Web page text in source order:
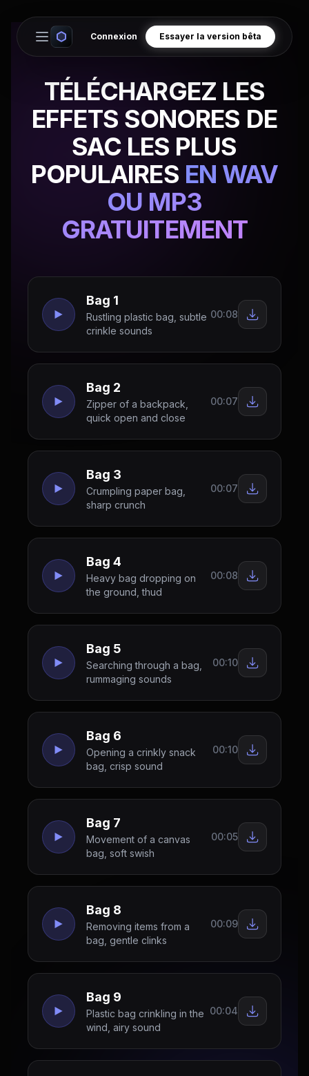
Open main menu
Connexion Essayer la version bêta
TÉLÉCHARGEZ LES
EFFETS SONORES DE
SAC LES PLUS
POPULAIRES EN WAV
OU MP3
GRATUITEMENT
Bag 1
Rustling plastic bag, subtle
crinkle sounds
00:08
Bag 2
Zipper of a backpack,
quick open and close
00:07
Bag 3
Crumpling paper bag,
sharp crunch
00:07
Bag 4
Heavy bag dropping on
the ground, thud
00:08
Bag 5
Searching through a bag,
rummaging sounds
00:10
Bag 6
Opening a crinkly snack
bag, crisp sound
00:10
Bag 7
Movement of a canvas
bag, soft swish
00:05
Bag 8
Removing items from a
bag, gentle clinks
00:09
Bag 9
Plastic bag crinkling in the
wind, airy sound
00:04